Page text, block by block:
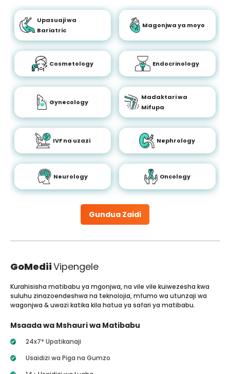
Gundua Zaidi
Upasuaji wa
Bariatric
Magonjwa ya moyo
Cosmetology Endocrinology
Gynecology
Madaktari wa
Mifupa
IVF na uzazi Nephrology
Neurology Oncology
GoMediiVipengele
Kurahisisha matibabu ya mgonjwa, na vile vile kuiwezesha kwa
suluhu zinazoendeshwa na teknolojia, mfumo wa utunzaji wa
wagonjwa & uwazi katika kila hatua ya safari ya matibabu.
Msaada wa Mshauri wa Matibabu
24x7* Upatikanaji
Usaidizi wa Piga na Gumzo